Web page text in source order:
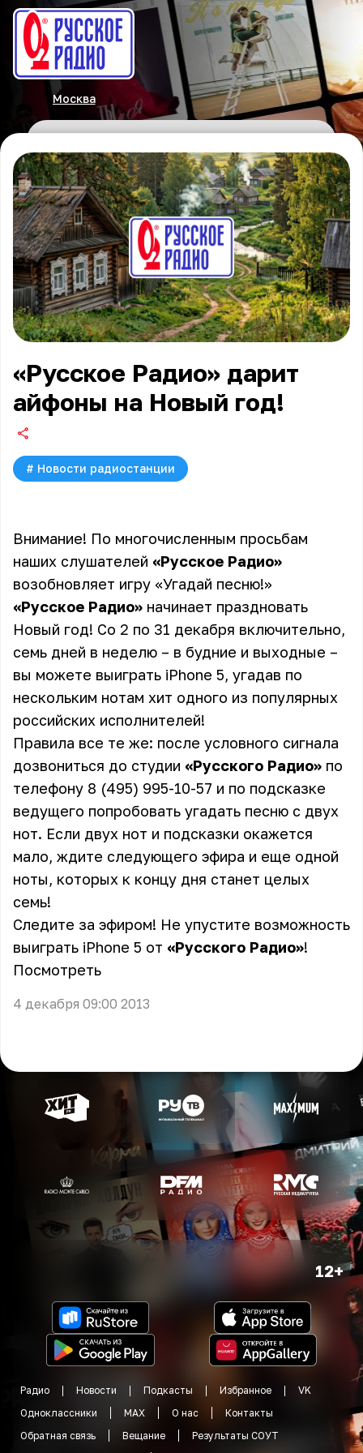
Москва
«Русское Радио» дарит
айфоны на Новый год!
# Новости радиостанции
Внимание! По многочисленным просьбам
наших слушателей «Русское Радио»
возобновляет игру «Угадай песню!»
«Русское Радио» начинает праздновать
Новый год! Со 2 по 31 декабря включительно,
семь дней в неделю – в будние и выходные –
вы можете выиграть iPhone 5, угадав по
нескольким нотам хит одного из популярных
российских исполнителей!
Правила все те же: после условного сигнала
дозвониться до студии «Русского Радио» по
телефону 8 (495) 995-10-57 и по подсказке
ведущего попробовать угадать песню с двух
нот. Если двух нот и подсказки окажется
мало, ждите следующего эфира и еще одной
ноты, которых к концу дня станет целых
семь!
Следите за эфиром! Не упустите возможность
выиграть iPhone 5 от «Русского Радио»!
Посмотреть
4 декабря 09:00 2013
12+
Радио Новости Подкасты Избранное
VK
Одноклассники
MAX О нас
Контакты
Обратная связь
Вещание
Результаты СОУТ